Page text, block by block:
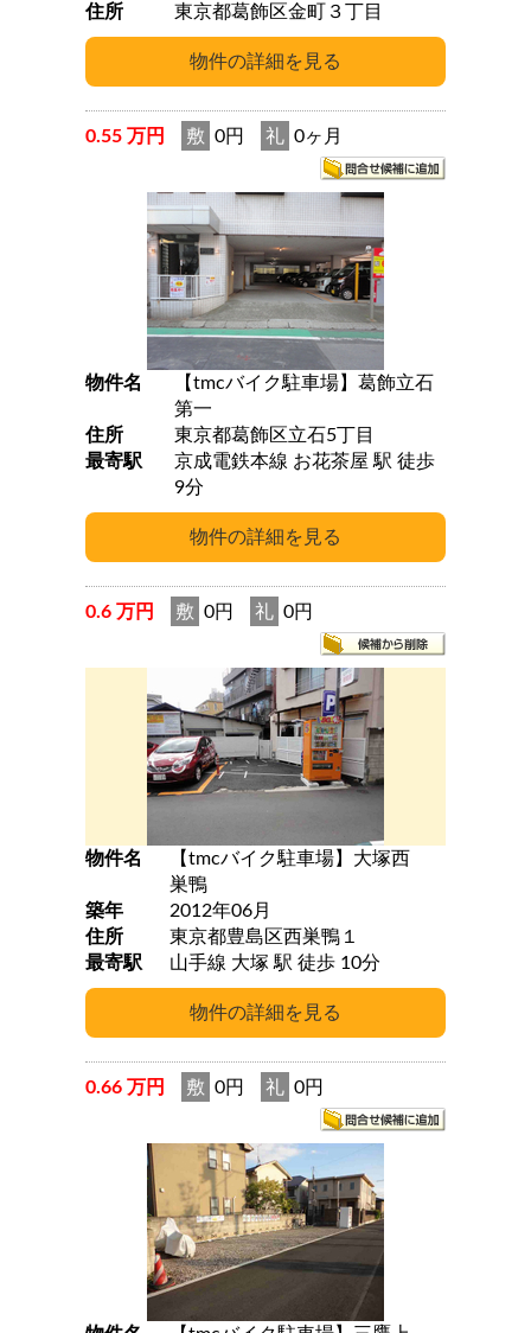
住所
東京都葛飾区金町３丁目
0.55 万円 敷 0円 礼 0ヶ月
物件名
【tmcバイク駐車場】葛飾立石
第一
住所
東京都葛飾区立石5丁目
最寄駅
京成電鉄本線 お花茶屋 駅 徒歩
9分
0.6 万円 敷 0円 礼 0円
物件名
【tmcバイク駐車場】大塚西
巣鴨
築年
2012年06月
住所
東京都豊島区西巣鴨１
最寄駅
山手線 大塚 駅 徒歩 10分
0.66 万円 敷 0円 礼 0円